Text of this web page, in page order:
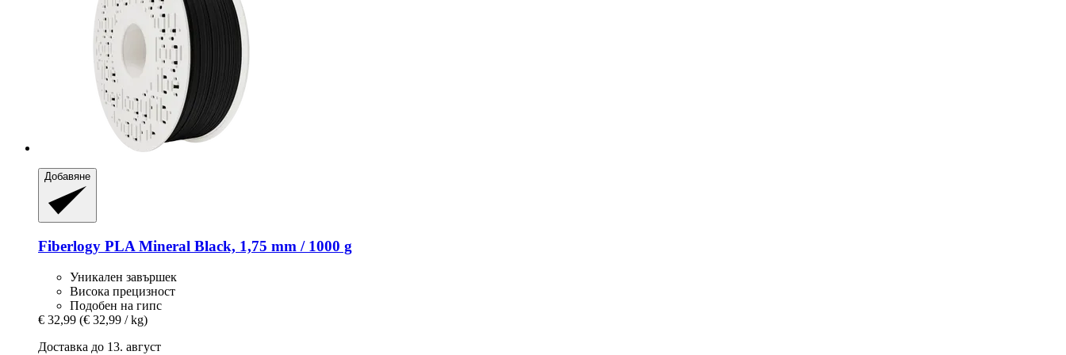
Добавяне
Fiberlogy PLA Mineral Black, 1,75 mm / 1000 g
Уникален завършек
Висока прецизност
Подобен на гипс
€ 32,99 (€ 32,99 / kg)
Доставка до 13. август